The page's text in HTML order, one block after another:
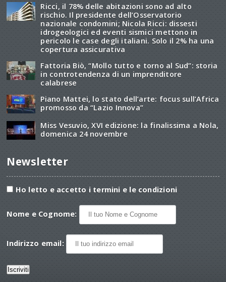
Ricci, il 78% delle abitazioni sono ad alto
rischio. Il presidente dell’Osservatorio
nazionale condomini; Nicola Ricci: dissesti
idrogeologici ed eventi sismici mettono in
pericolo le case degli italiani. Solo il 2% ha una
copertura assicurativa
Fattoria Biò, “Mollo tutto e torno al Sud”: storia
in controtendenza di un imprenditore
calabrese
Piano Mattei, lo stato dell’arte: focus sull’Africa
promosso da “Lazio Innova”
Miss Vesuvio, XVI edizione: la finalissima a Nola,
domenica 24 novembre
Newsletter
Ho letto e accetto i termini e le condizioni
Nome e Cognome:
Indirizzo email: